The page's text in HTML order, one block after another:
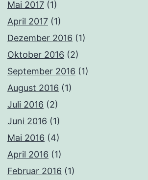
Mai 2017 (1)
April 2017 (1)
Dezember 2016 (1)
Oktober 2016 (2)
September 2016 (1)
August 2016 (1)
Juli 2016 (2)
Juni 2016 (1)
Mai 2016 (4)
April 2016 (1)
Februar 2016 (1)